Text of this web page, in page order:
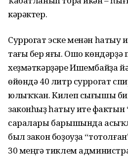
кәрәктер.
Суррогат эске менән һатыу
тағы бер яғы. Ошо көндәрҙә
хеҙмәткәрҙәре Ишембайҙа
өйөндә 40 литр суррогат
юлыҡҡан. Килеп сығышы
законһыҙ һатыу итеү фактын
саралары барышында
был закон боҙоуҙа
30 меңгә тиклем